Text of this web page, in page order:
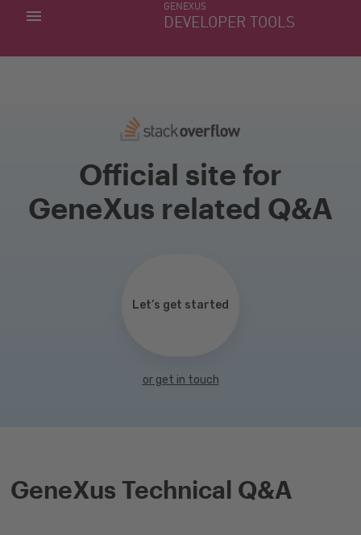
GENEXUS
DEVELOPER TOOLS
MIS APLICACIONES
Official site for
GeneXus related Q&A
Let’s get started
or get in touch
GeneXus Technical Q&A